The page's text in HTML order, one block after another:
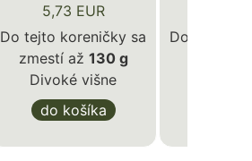
5,73 EUR
Do tejto koreničky sa
zmestí až 130 g
Divoké višne
do košíka
Do tejto